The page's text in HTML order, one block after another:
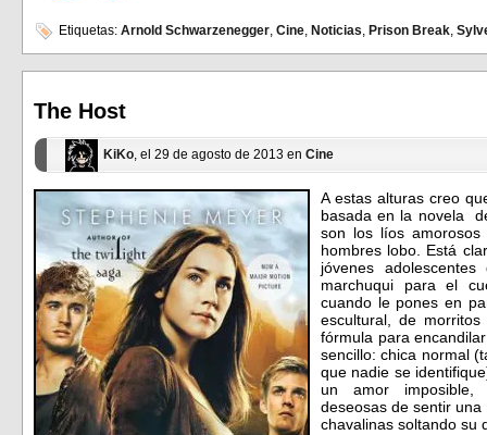
en
Facebook
(Se
abre
ventana
nueva)
en
(Se
abre
ventana
nueva)
Etiquetas: Arnold Schwarzenegger, Cine, Noticias, Prison Break,
The Host
KiKo, el 29 de agosto de 2013 en Cine
A estas alturas creo
basada en la novela
son los líos
hombres lobo. Está
jóvenes
marchuqui para el
cuando le pones en
escultural, de
fórmula para
sencillo: chica normal
que nadie se
un amor imposible,
deseosas de sentir
chavalinas soltando su